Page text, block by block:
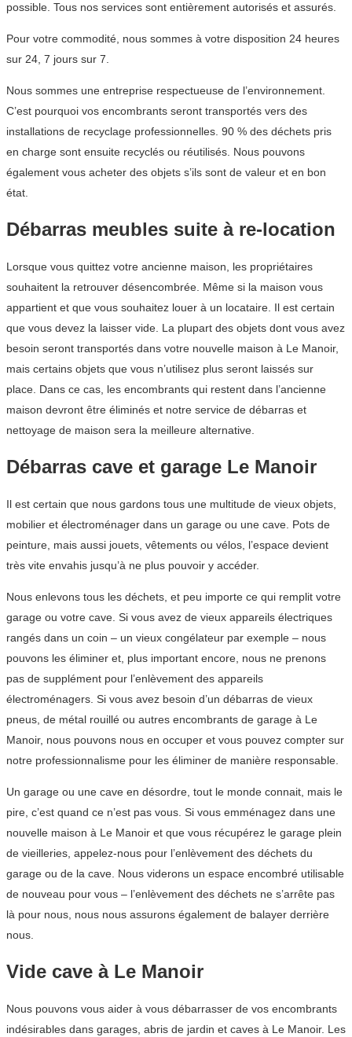
possible. Tous nos services sont entièrement autorisés et assurés.
Pour votre commodité, nous sommes à votre disposition 24 heures
sur 24, 7 jours sur 7.
Nous sommes une entreprise respectueuse de l’environnement.
C’est pourquoi vos encombrants seront transportés vers des
installations de recyclage professionnelles. 90 % des déchets pris
en charge sont ensuite recyclés ou réutilisés. Nous pouvons
également vous acheter des objets s’ils sont de valeur et en bon
état.
Débarras meubles suite à re-location
Lorsque vous quittez votre ancienne maison, les propriétaires
souhaitent la retrouver désencombrée. Même si la maison vous
appartient et que vous souhaitez louer à un locataire. Il est certain
que vous devez la laisser vide. La plupart des objets dont vous avez
besoin seront transportés dans votre nouvelle maison à Le Manoir,
mais certains objets que vous n’utilisez plus seront laissés sur
place. Dans ce cas, les encombrants qui restent dans l’ancienne
maison devront être éliminés et notre service de débarras et
nettoyage de maison sera la meilleure alternative.
Débarras cave et garage Le Manoir
Il est certain que nous gardons tous une multitude de vieux objets,
mobilier et électroménager dans un garage ou une cave. Pots de
peinture, mais aussi jouets, vêtements ou vélos, l’espace devient
très vite envahis jusqu’à ne plus pouvoir y accéder.
Nous enlevons tous les déchets, et peu importe ce qui remplit votre
garage ou votre cave. Si vous avez de vieux appareils électriques
rangés dans un coin – un vieux congélateur par exemple – nous
pouvons les éliminer et, plus important encore, nous ne prenons
pas de supplément pour l’enlèvement des appareils
électroménagers. Si vous avez besoin d’un débarras de vieux
pneus, de métal rouillé ou autres encombrants de garage à Le
Manoir, nous pouvons nous en occuper et vous pouvez compter sur
notre professionnalisme pour les éliminer de manière responsable.
Un garage ou une cave en désordre, tout le monde connait, mais le
pire, c’est quand ce n’est pas vous. Si vous emménagez dans une
nouvelle maison à Le Manoir et que vous récupérez le garage plein
de vieilleries, appelez-nous pour l’enlèvement des déchets du
garage ou de la cave. Nous viderons un espace encombré utilisable
de nouveau pour vous – l’enlèvement des déchets ne s’arrête pas
là pour nous, nous nous assurons également de balayer derrière
nous.
Vide cave à Le Manoir
Nous pouvons vous aider à vous débarrasser de vos encombrants
indésirables dans garages, abris de jardin et caves à Le Manoir. Les